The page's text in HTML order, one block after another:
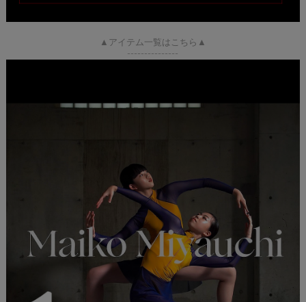
▲アイテム一覧はこちら▲
---------------